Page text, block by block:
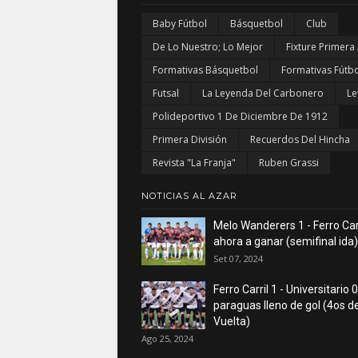
Baby Fútbol Básquetbol
Club
De Lo Nuestro; Lo Mejor
Fixture Primera
Formativas Básquetbol
Formativas
Futsal
La Leyenda Del Carbonero
Polideportivo 1 De Diciembre De 1912
Primera División
Recuerdos Del Hincha
Revista "La Franja"
Ruben Grassi
NOTICIAS AL AZAR
Melo Wanderers 1 - Ferro
ahora a ganar (semifinal ida)
Set 07, 2024
Ferro Carril 1 - Universitario
paraguas lleno de gol (4os
Vuelta)
Ago 25, 2024